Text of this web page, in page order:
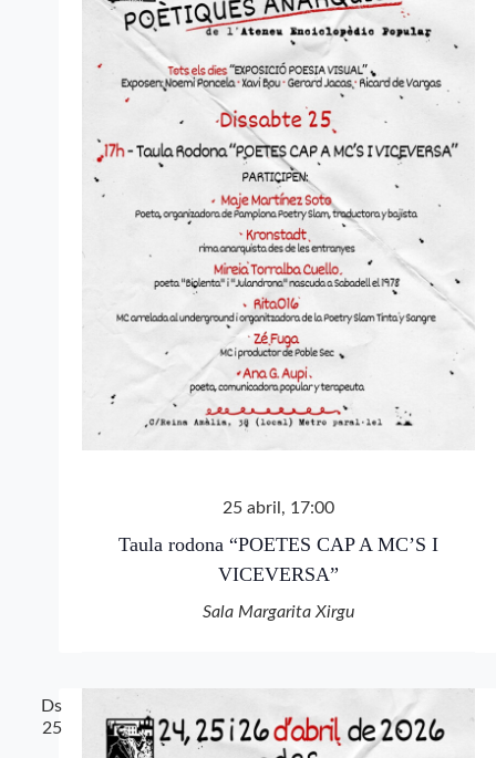
25 abril, 17:00
Taula rodona “POETES CAP A MC’S I
VICEVERSA”
Sala Margarita Xirgu
Ds
25